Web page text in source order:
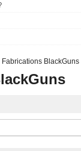
Fabrications BlackGuns